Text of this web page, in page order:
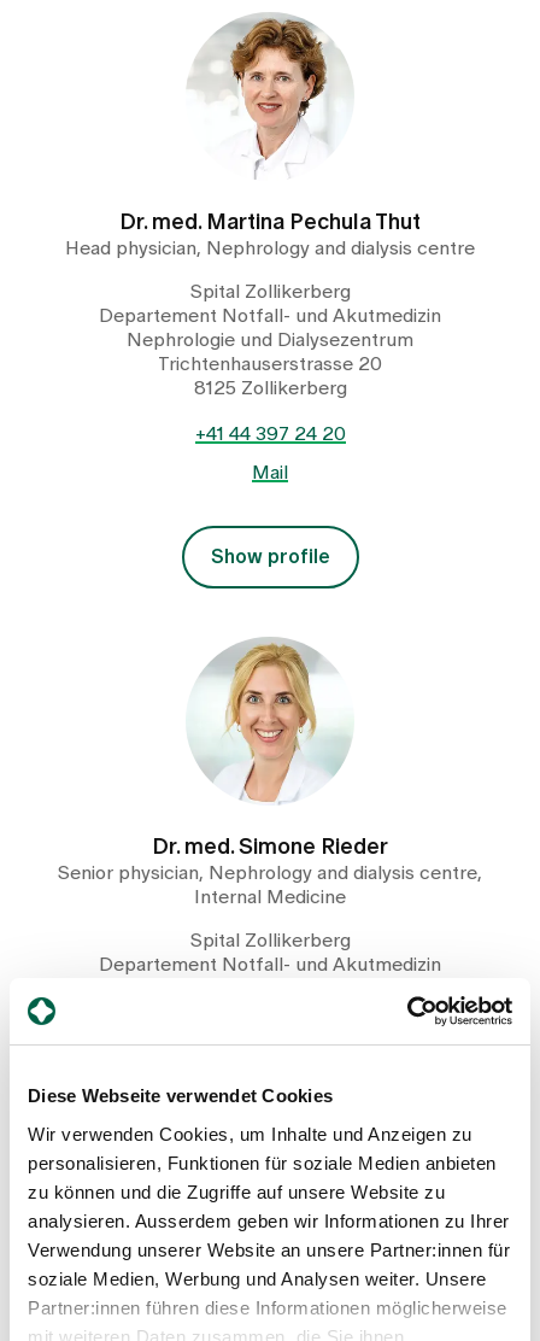
Diese Webseite verwendet Cookies
Wir verwenden Cookies, um Inhalte und Anzeigen zu
personalisieren, Funktionen für soziale Medien anbieten
zu können und die Zugriffe auf unsere Website zu
analysieren. Ausserdem geben wir Informationen zu Ihrer
Verwendung unserer Website an unsere Partner:innen für
soziale Medien, Werbung und Analysen weiter. Unsere
Partner:innen führen diese Informationen möglicherweise
mit weiteren Daten zusammen, die Sie ihnen
Dr. med. Martina Pechula Thut
Head physician, Nephrology and dialysis centre
Spital Zollikerberg
Departement Notfall- und Akutmedizin
Nephrologie und Dialysezentrum
Trichtenhauserstrasse 20
8125 Zollikerberg
+41 44 397 24 20
Mail
Show profile
Dr. med. Simone Rieder
Senior physician, Nephrology and dialysis centre,
Internal Medicine
Spital Zollikerberg
Departement Notfall- und Akutmedizin
Show profile